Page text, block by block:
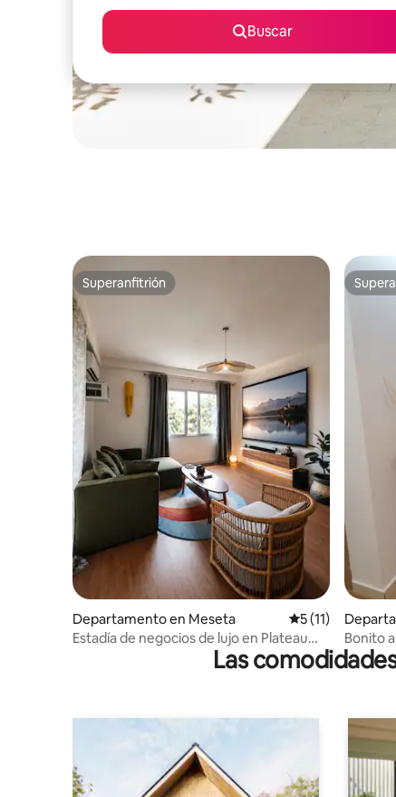
Buscar
Superanfitrión
Superanfitrión
Departamento en Meseta Calificación
5 (11)
Estadía de negocios de lujo en Plateau
Bonito
Abiyán
Las